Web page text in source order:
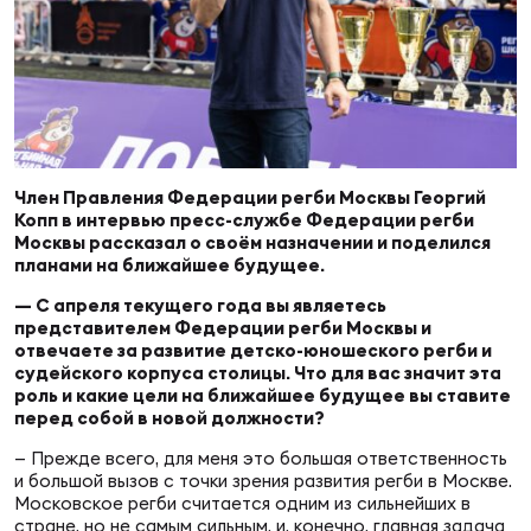
Регионы
Сборные
Антидопинг
Магазин
Контакты
Член Правления Федерации регби Москвы Георгий
Копп в интервью пресс-службе Федерации регби
Москвы рассказал о своём назначении и поделился
планами на ближайшее будущее.
— С апреля текущего года вы являетесь
представителем Федерации регби Москвы и
отвечаете за развитие детско-юношеского регби и
судейского корпуса столицы. Что для вас значит эта
роль и какие цели на ближайшее будущее вы ставите
перед собой в новой должности?
— Прежде всего, для меня это большая ответственность
и большой вызов с точки зрения развития регби в Москве.
Московское регби считается одним из сильнейших в
стране, но не самым сильным, и, конечно, главная задача
ОТПРАВИТЬ